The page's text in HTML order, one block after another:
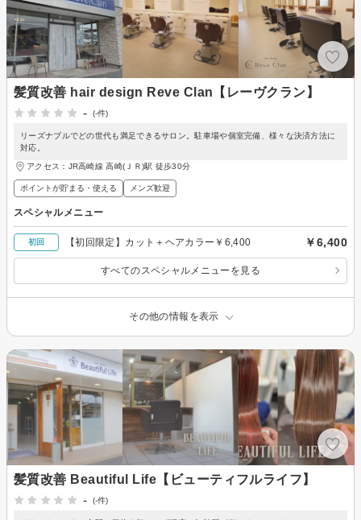
髪質改善 hair design Reve Clan【レーヴクラン】
-
(-件)
リーズナブルでどの世代も満足できるサロン。駐車場や個室完備、様々な決済方法に
対応。
アクセス：JR高崎線 高崎(ＪＲ)駅 徒歩30分
ポイントが貯まる・使える メンズ歓迎
スペシャルメニュー
初回 【初回限定】カット＋ヘアカラー￥6,400 ￥6,400
すべてのスペシャルメニューを見る
その他の情報を表示
髪質改善 Beautiful Life【ビューティフルライフ】
-
(-件)